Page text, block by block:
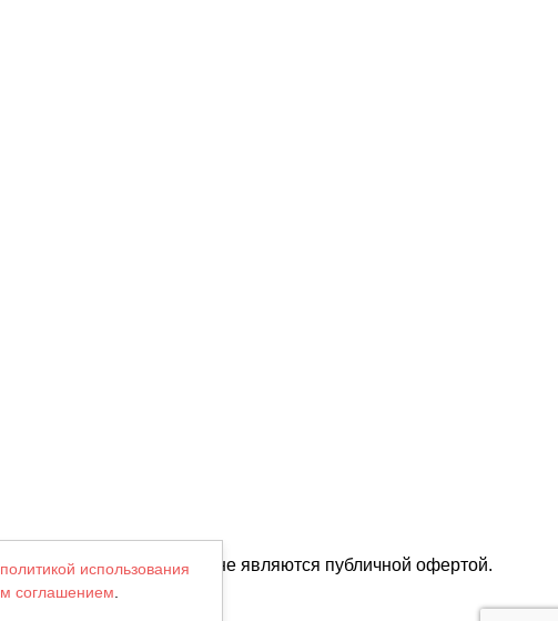
характеристик и не являются публичной офертой.
политикой использования
соглашением